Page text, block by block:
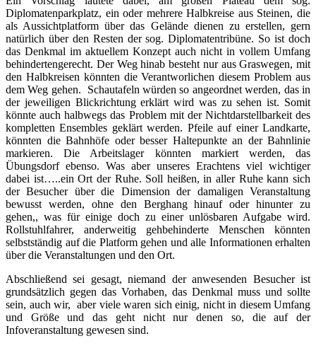
Diplomatenparkplatz, ein oder mehrere Halbkreise aus Steinen, die
als Aussichtplatform über das Gelände dienen zu erstellen, gern
natürlich über den Resten der sog. Diplomatentribüne. So ist doch
das Denkmal im aktuellem Konzept auch nicht in vollem Umfang
behindertengerecht. Der Weg hinab besteht nur aus Graswegen, mit
den Halbkreisen könnten die Verantworlichen diesem Problem aus
dem Weg gehen. Schautafeln würden so angeordnet werden, das in
der jeweiligen Blickrichtung erklärt wird was zu sehen ist. Somit
könnte auch halbwegs das Problem mit der Nichtdarstellbarkeit des
kompletten Ensembles geklärt werden. Pfeile auf einer Landkarte,
könnten die Bahnhöfe oder besser Haltepunkte an der Bahnlinie
markieren. Die Arbeitslager könnten markiert werden, das
Übungsdorf ebenso. Was aber unseres Erachtens viel wichtiger
dabei ist…..ein Ort der Ruhe. Soll heißen, in aller Ruhe kann sich
der Besucher über die Dimension der damaligen Veranstaltung
bewusst werden, ohne den Berghang hinauf oder hinunter zu
gehen,, was für einige doch zu einer unlösbaren Aufgabe wird.
Rollstuhlfahrer, anderweitig gehbehinderte Menschen könnten
selbstständig auf die Platform gehen und alle Informationen erhalten
über die Veranstaltungen und den Ort.
Abschließend sei gesagt, niemand der anwesenden Besucher ist
grundsätzlich gegen das Vorhaben, das Denkmal muss und sollte
sein, auch wir, aber viele waren sich einig, nicht in diesem Umfang
und Größe und das geht nicht nur denen so, die auf der
Infoveranstaltung gewesen sind.